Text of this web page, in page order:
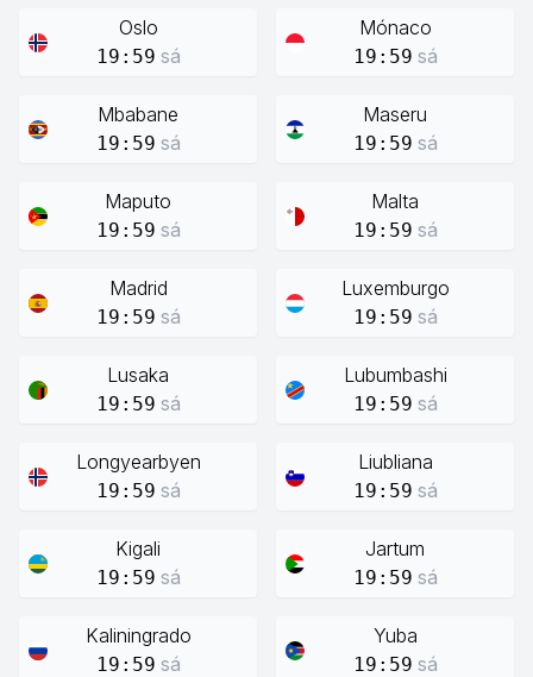
Oslo
19:59 sá
Mónaco
19:59 sá
Mbabane
19:59 sá
Maseru
19:59 sá
Maputo
19:59 sá
Malta
19:59 sá
Madrid
19:59 sá
Luxemburgo
19:59 sá
Lusaka
19:59 sá
Lubumbashi
19:59 sá
Longyearbyen
19:59 sá
Liubliana
19:59 sá
Kigali
19:59 sá
Jartum
19:59 sá
Kaliningrado
19:59 sá
Yuba
19:59 sá